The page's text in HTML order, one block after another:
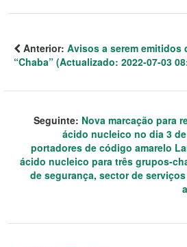
Anterior: Avisos a serem
“Chaba” (Actualizado: 2022-07-03
Seguinte: Nova marcação para
ácido nucleico no dia 3
portadores de código amarelo
ácido nucleico para três grupos-
de segurança, sector de